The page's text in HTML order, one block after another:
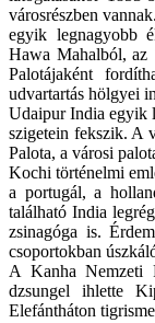
városrészben
egyik legnagyobb
Hawa Mahalból, az
Palotájaként
udvartartás hölgyei
Udaipur India egyik
szigetein fekszik. A
Palota, a városi
Kochi történelmi
a portugál, a
található India
zsinagóga is.
csoportokban
A Kanha Nemzeti
dzsungel ihlette
Elefántháton